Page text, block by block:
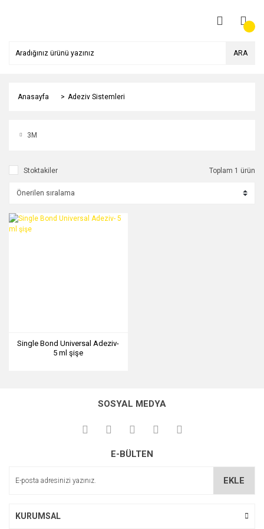
ARA
Anasayfa Adeziv Sistemleri
3M
Stoktakiler Toplam 1 ürün
Single Bond Universal Adeziv-
5 ml şişe
SOSYAL MEDYA
E-BÜLTEN
EKLE
KURUMSAL